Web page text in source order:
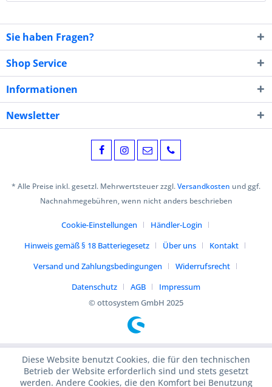
Sie haben Fragen?
Shop Service
Informationen
Newsletter
* Alle Preise inkl. gesetzl. Mehrwertsteuer zzgl.Versandkosten und ggf.
Nachnahmegebühren, wenn nicht anders beschrieben
Cookie-Einstellungen
Händler-Login
Hinweis gemäß § 18 Batteriegesetz
Über uns
Kontakt
Versand und Zahlungsbedingungen
Widerrufsrecht
Datenschutz
AGB
Impressum
© ottosystem GmbH 2025
Diese Website benutzt Cookies, die für den technischen
Betrieb der Website erforderlich sind und stets gesetzt
werden. Andere Cookies, die den Komfort bei Benutzung